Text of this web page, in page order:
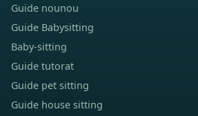
Guide nounou
Guide Babysitting
Baby-sitting
Guide tutorat
Guide pet sitting
Guide house sitting